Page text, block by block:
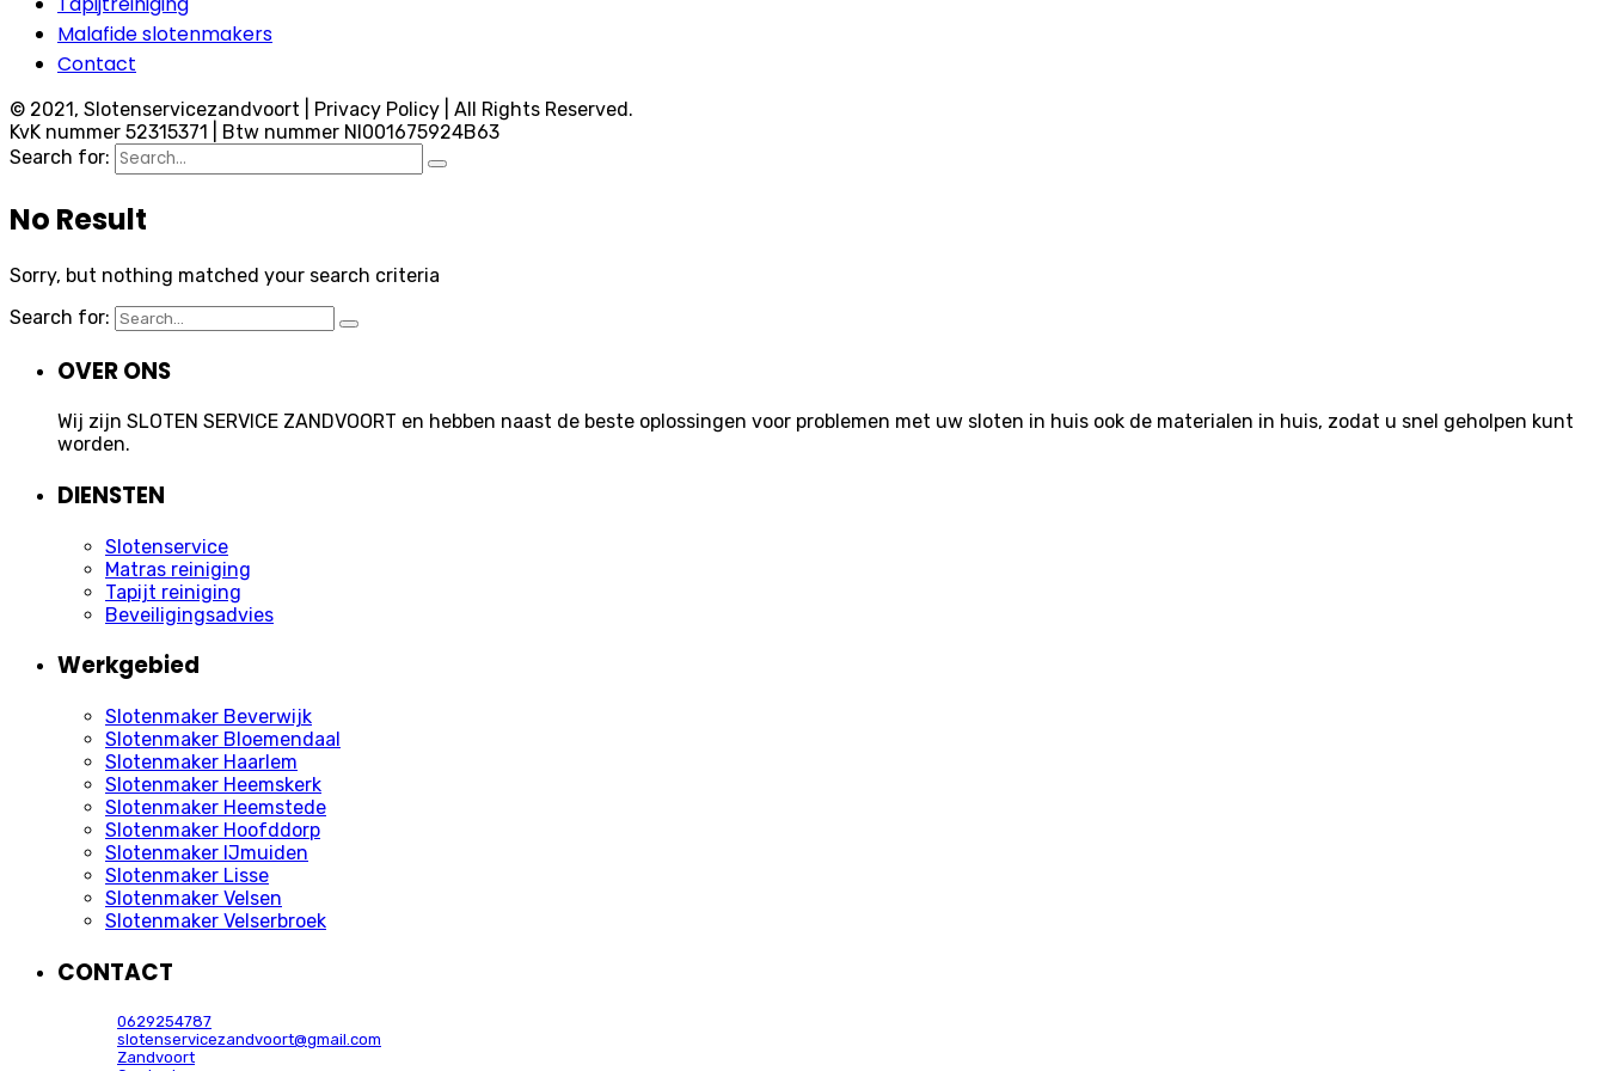
Malafide slotenmakers
Contact
© 2021, Slotenservicezandvoort | Privacy Policy | All Rights Reserved.
KvK nummer 52315371 | Btw nummer Nl001675924B63
Search for:
No Result
Sorry, but nothing matched your search criteria
Search for:
OVER ONS
Wij zijn SLOTEN SERVICE ZANDVOORT en hebben naast de beste oplossingen voor problemen met uw sloten in huis ook de materialen in huis, zodat u snel geholpen kunt
worden.
DIENSTEN
Slotenservice
Matras reiniging
Tapijt reiniging
Beveiligingsadvies
Werkgebied
Slotenmaker Beverwijk
Slotenmaker Bloemendaal
Slotenmaker Haarlem
Slotenmaker Heemskerk
Slotenmaker Heemstede
Slotenmaker Hoofddorp
Slotenmaker IJmuiden
Slotenmaker Lisse
Slotenmaker Velsen
Slotenmaker Velserbroek
CONTACT
0629254787
slotenservicezandvoort@gmail.com
Zandvoort